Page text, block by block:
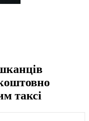
таксі